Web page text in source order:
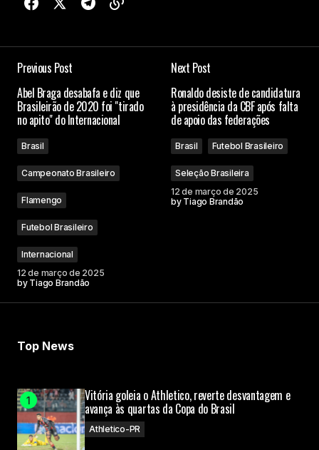
Previous Post
Abel Braga desabafa e diz que
Brasileirão de 2020 foi "tirado
no apito" do Internacional
Brasil
Campeonato Brasileiro
Flamengo
Futebol Brasileiro
Internacional
12 de março de 2025
by Tiago Brandão
Next Post
Ronaldo desiste de candidatura
à presidência da CBF após falta
de apoio das federações
Brasil Futebol Brasileiro
Seleção Brasileira
12 de março de 2025
by Tiago Brandão
Top News
Vitória goleia o Athletico, reverte desvantagem e
avança às quartas da Copa do Brasil
Athletico-PR